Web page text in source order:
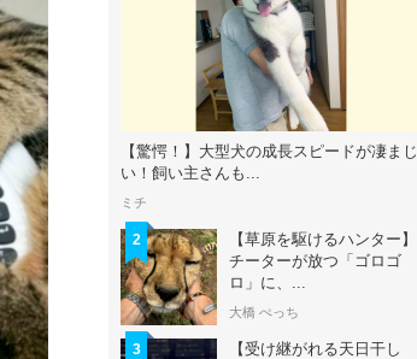
【驚愕！】大型犬の成長スピードが凄まじ
い！飼い主さんも...
ミチ
2
【草原を駆けるハンター】
チーターが放つ「ゴロゴ
ロ」に、...
大橋 ぺっち
3
【受け継がれる天日干し